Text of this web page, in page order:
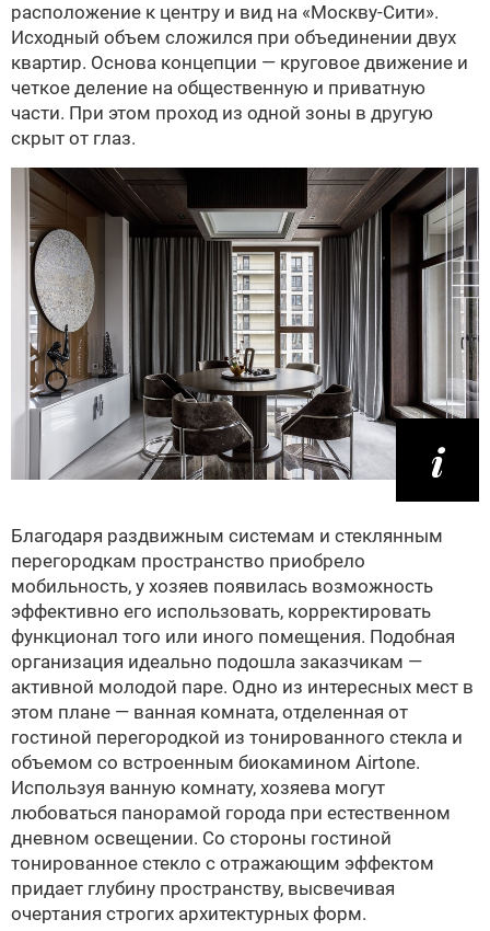
расположение к центру и вид на «Москву-Сити».
Исходный объем сложился при объединении двух
квартир. Основа концепции — круговое движение и
четкое деление на общественную и приватную
части. При этом проход из одной зоны в другую
скрыт от глаз.
Благодаря раздвижным системам и стеклянным
перегородкам пространство приобрело
мобильность, у хозяев появилась возможность
эффективно его использовать, корректировать
функционал того или иного помещения. Подобная
организация идеально подошла заказчикам —
активной молодой паре. Одно из интересных мест в
этом плане — ванная комната, отделенная от
гостиной перегородкой из тонированного стекла и
объемом со встроенным биокамином Airtone.
Используя ванную комнату, хозяева могут
любоваться панорамой города при естественном
дневном освещении. Со стороны гостиной
тонированное стекло с отражающим эффектом
придает глубину пространству, высвечивая
очертания строгих архитектурных форм.